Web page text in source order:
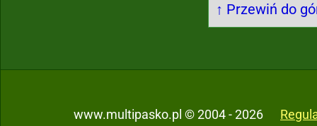
↑ Przewiń do
www.multipasko.pl © 2004 - 2026